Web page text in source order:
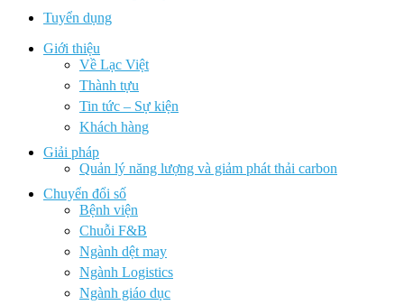
Tuyển dụng
Giới thiệu
Về Lạc Việt
Thành tựu
Tin tức – Sự kiện
Khách hàng
Giải pháp
Quản lý năng lượng và giảm phát thải carbon
Chuyển đổi số
Bệnh viện
Chuỗi F&B
Ngành dệt may
Ngành Logistics
Ngành giáo dục